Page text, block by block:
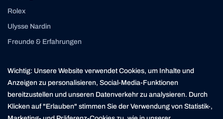
Rolex
Ulysse Nardin
Freunde & Erfahrungen
Instagram Linkedin
contact@yourasset.com
Wichtig: Unsere Website verwendet Cookies, um Inhalte und
Anzeigen zu personalisieren, Social-Media-Funktionen
bereitzustellen und unseren Datenverkehr zu analysieren. Durch
Klicken auf "Erlauben" stimmen Sie der Verwendung von Statistik-,